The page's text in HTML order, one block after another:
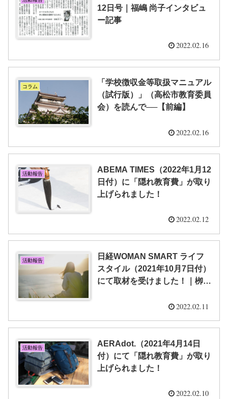
12日号｜福嶋 尚子インタビュ
ー記事
2022.02.16
コラム
「学校徴収金等取扱マニュアル
（試行版）」（高松市教育委員
会）を読んで──【前編】
2022.02.16
活動報告
ABEMA TIMES（2022年1月12
日付）に「隠れ教育費」が取り
上げられました！
2022.02.12
活動報告
日経WOMAN SMART ライフ
スタイル（2021年10月7日付）
にて取材を受けました！｜栁澤
2022.02.11
活動報告
AERAdot.（2021年4月14日
付）にて「隠れ教育費」が取り
上げられました！
2022.02.10